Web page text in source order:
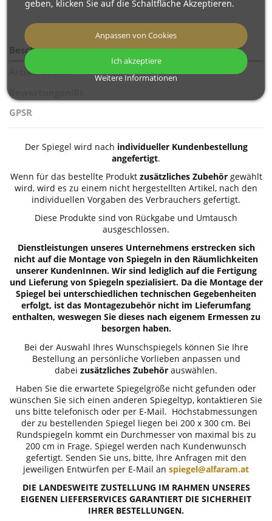
Beschreibung
Artikeldetails
Bewertungen
GPSR
Der Spiegel wird nach individueller Kundenbestellung
angefertigt.
Wenn für das bestellte Produkt zusätzliches Zubehörgewählt
wird, wird es zu einem nicht hergestellten Artikel, nach den
individuellen Vorgaben des Verbrauchers gefertigt.
Diese Produkte sind von Rückgabe und Umtausch
ausgeschlossen.
Dienstleistungen unseres Unternehmens erstrecken sich
nicht auf die Montage von Spiegeln in den Räumlichkeiten
unserer KundenInnen. Wir sind lediglich auf die Fertigung
und Lieferung von Spiegeln spezialisiert. Da die Montage der
Spiegel bei unterschiedlichen technischen Gegebenheiten
erfolgt, ist das Montagezubehör nicht im Lieferumfang
enthalten, weswegen Sie dieses nach eigenem Ermessen zu
besorgen haben.
Bei der Auswahl Ihres Wunschspiegels können Sie Ihre
Bestellung an persönliche Vorlieben anpassen und
dabei zusätzliches Zubehör auswählen.
Haben Sie die erwartete Spiegelgröße nicht gefunden oder
wünschen Sie sich einen anderen Spiegeltyp, kontaktieren Sie
uns bitte telefonisch oder per E-Mail. Höchstabmessungen
der zu bestellenden Spiegel liegen bei 200 x 300 cm. Bei
Rundspiegeln kommt ein Durchmesser von maximal bis zu
200 cm in Frage. Spiegel werden nach Kundenwunsch
gefertigt. Senden Sie uns, bitte, Ihre Anfragen mit den
jeweiligen Entwürfen per E-Mail an spiegel@alfaram.at
DIE LANDESWEITE ZUSTELLUNG IM RAHMEN UNSERES
EIGENEN LIEFERSERVICES GARANTIERT DIE SICHERHEIT
IHRER BESTELLUNGEN.
geben, klicken Sie auf die Schaltfläche Akzeptieren.
Weitere Informationen
Anpassen von Cookies
Ich akzeptiere